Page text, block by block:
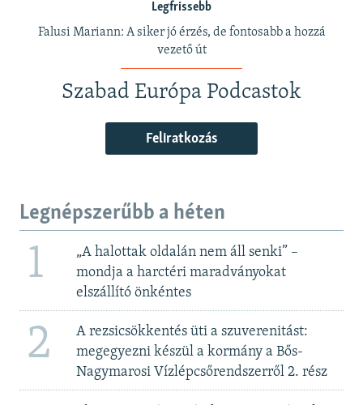
Legfrissebb
Falusi Mariann: A siker jó érzés, de fontosabb a hozzá
vezető út
Szabad Európa Podcastok
Feliratkozás
Legnépszerűbb a héten
1
„A halottak oldalán nem áll senki” –
mondja a harctéri maradványokat
elszállító önkéntes
2
A rezsicsökkentés üti a szuverenitást:
megegyezni készül a kormány a Bős-
Nagymarosi Vízlépcsőrendszerről 2. rész